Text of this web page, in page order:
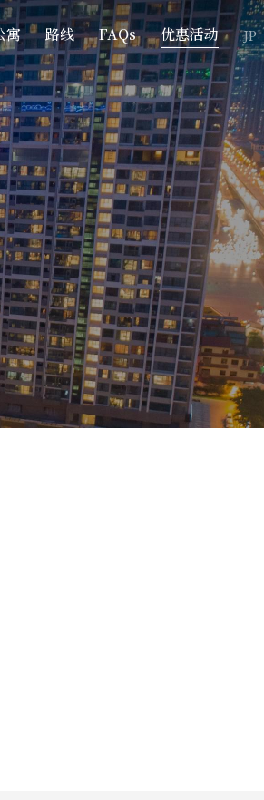
寓 路线 FAQs 优惠活动 JP